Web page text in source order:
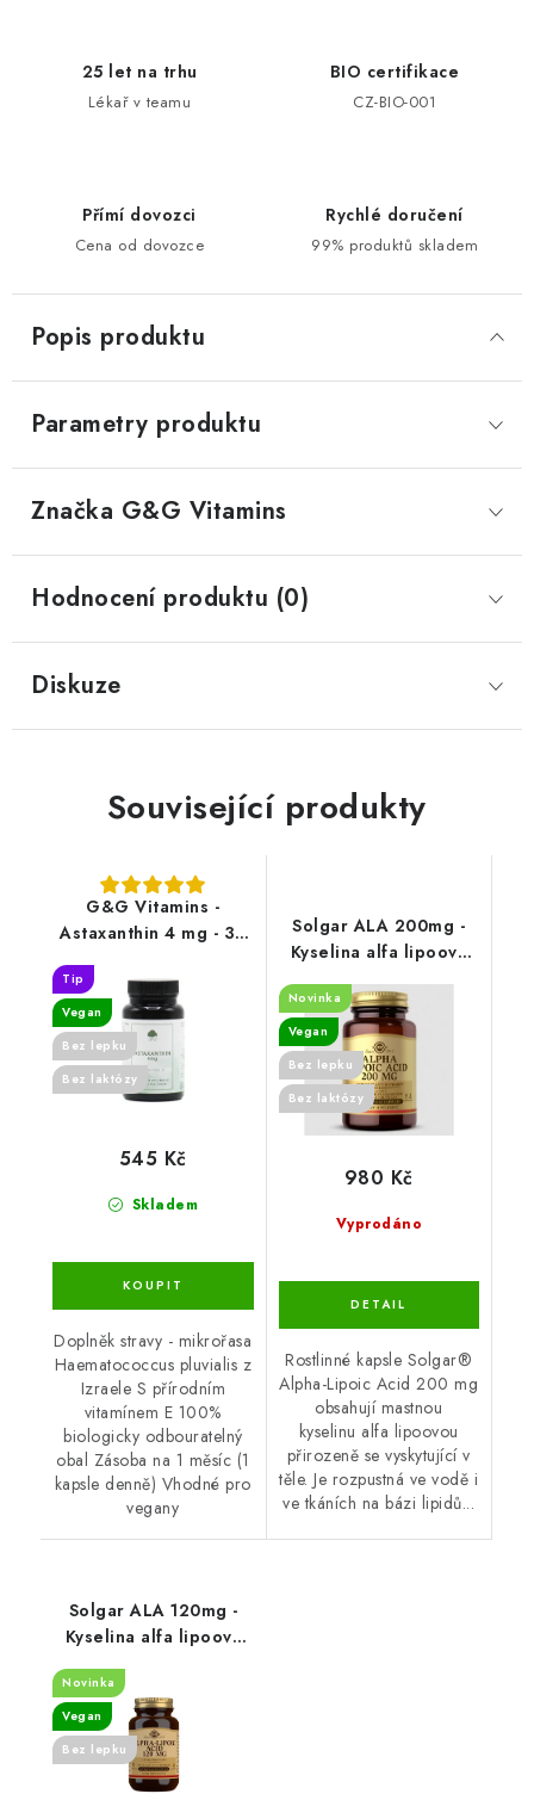
25 let na trhu
Lékař v teamu
BIO certifikace
CZ-BIO-001
Přímí dovozci
Cena od dovozce
Rychlé doručení
99% produktů skladem
Popis produktu
Parametry produktu
Značka G&G Vitamins
Hodnocení produktu (0)
Diskuze
Související produkty
G&G Vitamins -
Astaxanthin 4 mg - 30
Tip
Vegan
Bez lepku
Bez laktózy
Skladem
545 Kč
Doplněk stravy - mikrořasa
Haematococcus pluvialis z
Izraele S přírodním
vitamínem E 100%
biologicky odbouratelný
obal Zásoba na 1 měsíc (1
kapsle denně) Vhodné pro
vegany
Solgar ALA 200mg -
Kyselina alfa lipoová
50 cps
Novinka
Vegan
Bez lepku
Bez laktózy
Vyprodáno
980 Kč
Rostlinné kapsle Solgar®
Alpha-Lipoic Acid 200 mg
obsahují mastnou
kyselinu alfa lipoovou
přirozeně se vyskytující v
těle. Je rozpustná ve vodě i
ve tkáních na bázi lipidů...
Solgar ALA 120mg -
Kyselina alfa lipoová
Novinka
Vegan
Bez lepku